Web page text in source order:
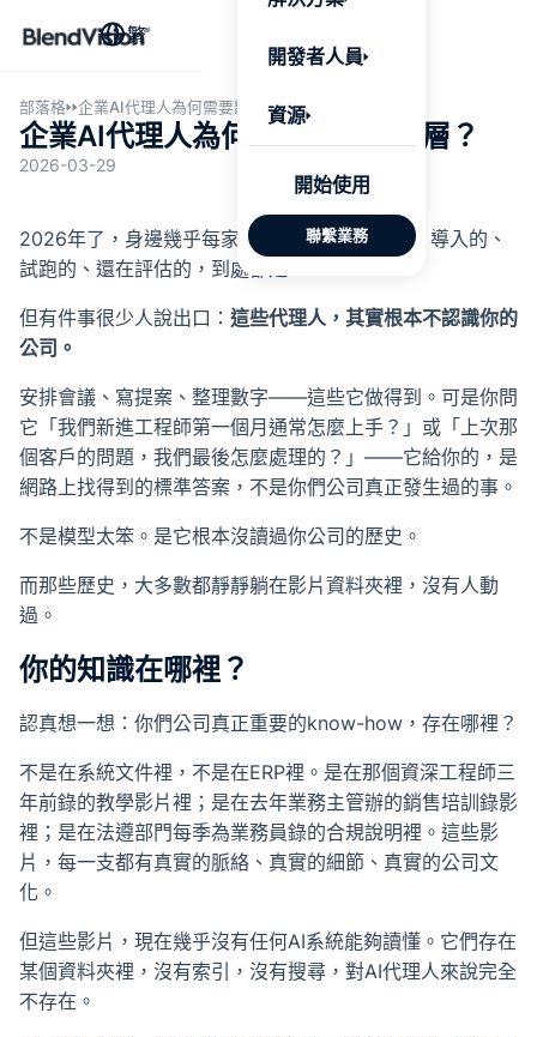
匯入
自動標
習內容
Back
開發者人員
資源
開始使用
聯繫業務
繁
部落格 企業AI代理人為何需要影音知識層？
企業AI代理人為何需要影音知識層？
2026-03-29
2026年了，身邊幾乎每家企業都在談AI代理人。導入的、
試跑的、還在評估的，到處都是。
但有件事很少人說出口： 這些代理人，其實根本不認識你的
公司。
安排會議、寫提案、整理數字——這些它做得到。可是你問
它「我們新進工程師第一個月通常怎麼上手？」或「上次那
個客戶的問題，我們最後怎麼處理的？」——它給你的，是
網路上找得到的標準答案，不是你們公司真正發生過的事。
不是模型太笨。是它根本沒讀過你公司的歷史。
而那些歷史，大多數都靜靜躺在影片資料夾裡，沒有人動
過。
你的知識在哪裡？
認真想一想：你們公司真正重要的know-how，存在哪裡？
不是在系統文件裡，不是在ERP裡。是在那個資深工程師三
年前錄的教學影片裡；是在去年業務主管辦的銷售培訓錄影
裡；是在法遵部門每季為業務員錄的合規說明裡。這些影
片，每一支都有真實的脈絡、真實的細節、真實的公司文
化。
但這些影片，現在幾乎沒有任何AI系統能夠讀懂。它們存在
某個資料夾裡，沒有索引，沒有搜尋，對AI代理人來說完全
不存在。